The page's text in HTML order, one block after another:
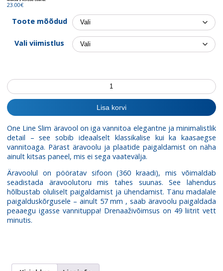
23.00€
Toote mõõdud
Vali viimistlus
Renntrapp
Slim
&
Low
Lisa korvi
One Line Slim äravool on iga vannitoa elegantne ja minimalistlik
detail – see sobib ideaalselt klassikalise kui ka kaasaegse
vannitoaga. Pärast äravoolu ja plaatide paigaldamist on näha
ainult kitsas paneel, mis ei sega vaatevälja.
Äravoolul on pööratav sifoon (360 kraadi), mis võimaldab
seadistada äravoolutoru mis tahes suunas. See lahendus
hõlbustab oluliselt paigaldamist ja ühendamist. Tänu madalale
paigalduskõrgusele – ainult 57 mm , saab äravoolu paigaldada
peaaegu igasse vannituppa! Drenaaživõimsus on 49 liitrit vett
minutis.